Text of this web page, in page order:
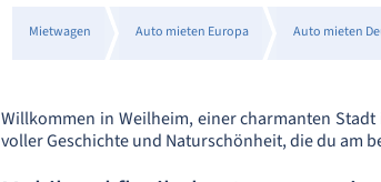
Mietwagen Auto mieten Europa Auto mieten
Willkommen in Weilheim, einer charmanten
voller Geschichte und Naturschönheit, die du am